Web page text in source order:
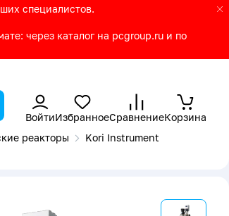
специалистов.
через каталог на pcgroup.ru и по
ВойтиИзбранноеСравнениеКорзина
реакторы Kori Instrument